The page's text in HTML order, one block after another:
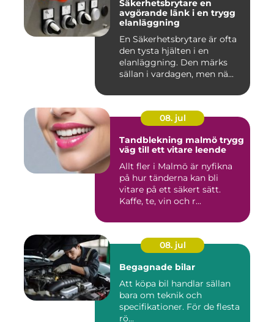
Säkerhetsbrytare en
avgörande länk i en trygg
elanläggning
En Säkerhetsbrytare är ofta
den tysta hjälten i en
elanläggning. Den märks
sällan i vardagen, men nä...
08. jul
Tandblekning malmö trygg
väg till ett vitare leende
Allt fler i Malmö är nyfikna
på hur tänderna kan bli
vitare på ett säkert sätt.
Kaffe, te, vin och r...
08. jul
Begagnade bilar
Att köpa bil handlar sällan
bara om teknik och
specifikationer. För de flesta
rö...